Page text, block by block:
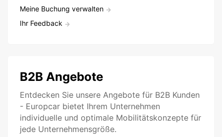
Meine Buchung verwalten
Ihr Feedback
B2B Angebote
Entdecken Sie unsere Angebote für B2B Kunden
- Europcar bietet Ihrem Unternehmen
individuelle und optimale Mobilitätskonzepte für
jede Unternehmensgröße.